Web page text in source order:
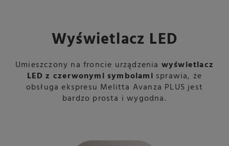
Wyświetlacz LED
Umieszczony na froncie urządzenia wyświetlacz
LED z czerwonymi symbolami sprawia, że
obsługa ekspresu Melitta Avanza PLUS jest
bardzo prosta i wygodna.